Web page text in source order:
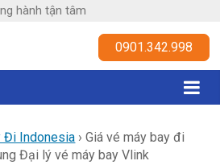
hành tận tâm
0901.342.998
Đi Indonesia ›Giá vé máy bay đi
Đại lý vé máy bay Vlink